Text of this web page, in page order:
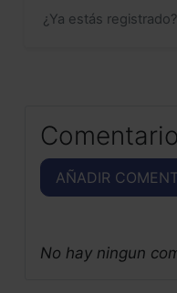
¿Ya estás registrado?
AÑADIR
No hay ningun